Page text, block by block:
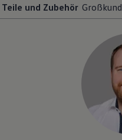
Teile und Zubehör